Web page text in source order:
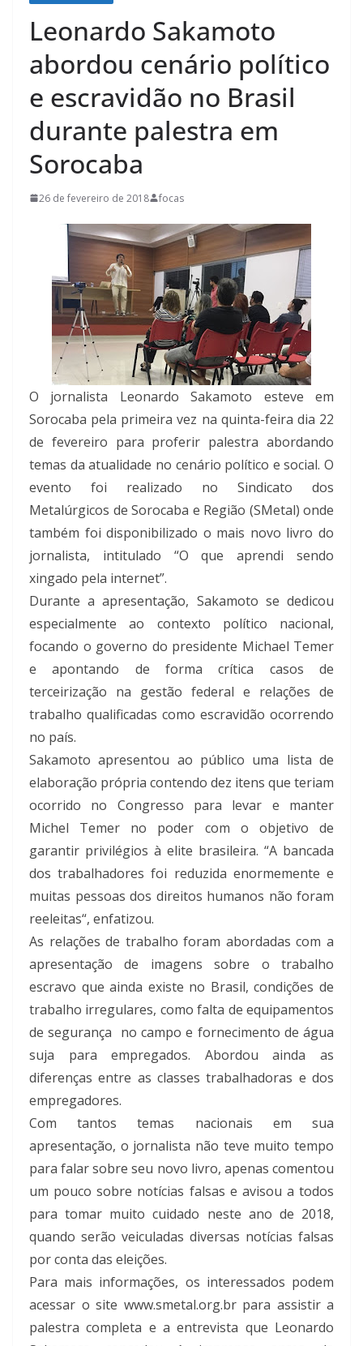
Leonardo Sakamoto
abordou cenário político
e escravidão no Brasil
durante palestra em
Sorocaba
26 de fevereiro de 2018 focas
O jornalista Leonardo Sakamoto esteve em
Sorocaba pela primeira vez na quinta-feira dia 22
de fevereiro para proferir palestra abordando
temas da atualidade no cenário político e social. O
evento foi realizado no Sindicato dos
Metalúrgicos de Sorocaba e Região (SMetal) onde
também foi disponibilizado o mais novo livro do
jornalista, intitulado “O que aprendi sendo
xingado pela internet”.
Durante a apresentação, Sakamoto se dedicou
especialmente ao contexto político nacional,
focando o governo do presidente Michael Temer
e apontando de forma crítica casos de
terceirização na gestão federal e relações de
trabalho qualificadas como escravidão ocorrendo
no país.
Sakamoto apresentou ao público uma lista de
elaboração própria contendo dez itens que teriam
ocorrido no Congresso para levar e manter
Michel Temer no poder com o objetivo de
garantir privilégios à elite brasileira. “A bancada
dos trabalhadores foi reduzida enormemente e
muitas pessoas dos direitos humanos não foram
reeleitas“, enfatizou.
As relações de trabalho foram abordadas com a
apresentação de imagens sobre o trabalho
escravo que ainda existe no Brasil, condições de
trabalho irregulares, como falta de equipamentos
de segurança no campo e fornecimento de água
suja para empregados. Abordou ainda as
diferenças entre as classes trabalhadoras e dos
empregadores.
Com tantos temas nacionais em sua
apresentação, o jornalista não teve muito tempo
para falar sobre seu novo livro, apenas comentou
um pouco sobre notícias falsas e avisou a todos
para tomar muito cuidado neste ano de 2018,
quando serão veiculadas diversas notícias falsas
por conta das eleições.
Para mais informações, os interessados podem
acessar o site www.smetal.org.br para assistir a
palestra completa e a entrevista que Leonardo